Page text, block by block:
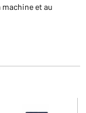
machine et au